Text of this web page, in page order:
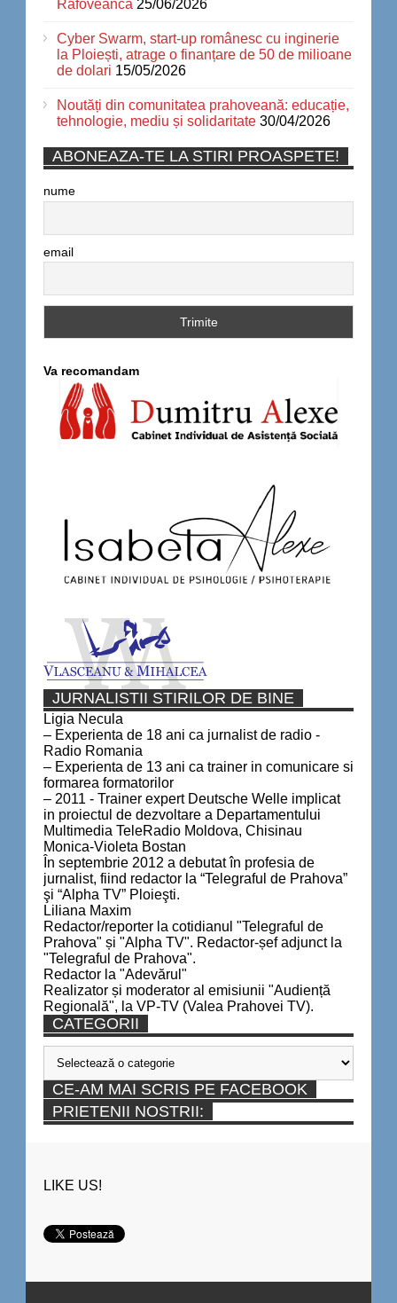
Râfoveanca 25/06/2026
Cyber Swarm, start-up românesc cu inginerie
la Ploiești, atrage o finanțare de 50 de milioane
de dolari 15/05/2026
Noutăți din comunitatea prahoveană: educație,
tehnologie, mediu și solidaritate 30/04/2026
ABONEAZA-TE LA STIRI PROASPETE!
nume
email
Va recomandam
JURNALISTII STIRILOR DE BINE
Ligia Necula
– Experienta de 18 ani ca jurnalist de radio -
Radio Romania
– Experienta de 13 ani ca trainer in comunicare si
formarea formatorilor
– 2011 - Trainer expert Deutsche Welle implicat
in proiectul de dezvoltare a Departamentului
Multimedia TeleRadio Moldova, Chisinau
Monica-Violeta Bostan
În septembrie 2012 a debutat în profesia de
jurnalist, fiind redactor la “Telegraful de Prahova”
şi “Alpha TV” Ploieşti.
Liliana Maxim
Redactor/reporter la cotidianul "Telegraful de
Prahova" și "Alpha TV". Redactor-șef adjunct la
"Telegraful de Prahova".
Redactor la "Adevărul"
Realizator și moderator al emisiunii "Audiență
Regională", la VP-TV (Valea Prahovei TV).
CATEGORII
Categorii
CE-AM MAI SCRIS PE FACEBOOK
PRIETENII NOSTRII:
LIKE US!